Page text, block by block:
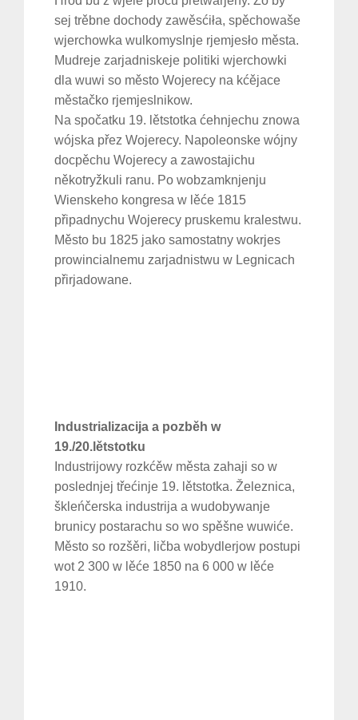
sej trěbne dochody zawěsćiła, spěchowaše
wjerchowka wulkomyslnje rjemjesło města.
Mudreje zarjadniskeje politiki wjerchowki
dla wuwi so město Wojerecy na kćějace
městačko rjemjeslnikow.
Na spočatku 19. lětstotka ćehnjechu znowa
wójska přez Wojerecy. Napoleonske wójny
docpěchu Wojerecy a zawostajichu
někotryžkuli ranu. Po wobzamknjenju
Wienskeho kongresa w lěće 1815
připadnychu Wojerecy pruskemu kralestwu.
Město bu 1825 jako samostatny wokrjes
prowincialnemu zarjadnistwu w Legnicach
přirjadowane.
Industrializacija a pozběh w
19./20.lětstotku
Industrijowy rozkćěw města zahaji so w
poslednjej třećinje 19. lětstotka. Železnica,
škleńčerska industrija a wudobywanje
brunicy postarachu so wo spěšne wuwiće.
Město so rozšěri, ličba wobydlerjow postupi
wot 2 300 w lěće 1850 na 6 000 w lěće
1910.